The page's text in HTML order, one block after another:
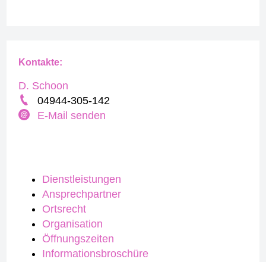
Dienstleistungen
Ansprechpartner
Ortsrecht
Organisation
Öffnungszeiten
Informationsbroschüre
Kontakte:
D. Schoon
04944-305-142
E-Mail senden